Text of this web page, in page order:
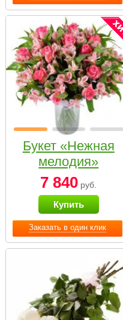
Заказать в один клик
Букет «Нежная
мелодия»
7 840 руб.
Купить